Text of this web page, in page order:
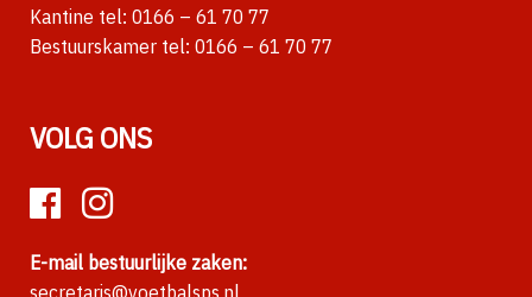
Kantine tel: 0166 – 61 70 77
Bestuurskamer tel: 0166 – 61 70 77
VOLG ONS
E-mail bestuurlijke zaken: